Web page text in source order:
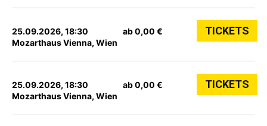
25.09.2026, 18:30
Mozarthaus Vienna, Wien
ab 0,00 € TICKETS
25.09.2026, 18:30
Mozarthaus Vienna, Wien
ab 0,00 € TICKETS